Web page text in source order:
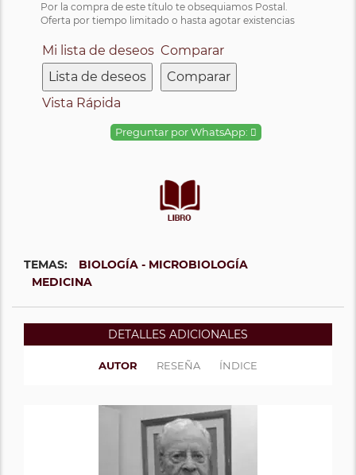
Por la compra de este título te obsequiamos Postal.
Oferta por tiempo limitado o hasta agotar existencias
Mi lista de deseos
Lista de deseos
Comparar
Comparar
Vista Rápida
Preguntar por WhatsApp:
TEMAS:
BIOLOGÍA - MICROBIOLOGÍA
MEDICINA
DETALLES ADICIONALES
AUTOR RESEÑA ÍNDICE